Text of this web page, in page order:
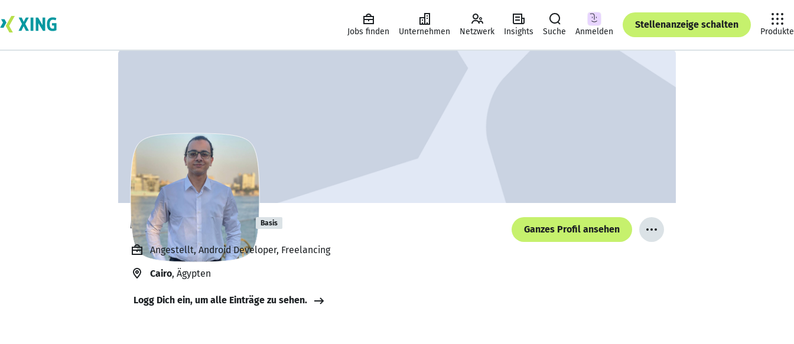
Jobs finden Unternehmen Netzwerk Insights Suche Anmelden
Stellenanzeige schalten
Produkte
Mohamed Allam Basis
Ganzes Profil ansehen
Angestellt, Android Developer, Freelancing
Cairo, Ägypten
Logg Dich ein, um alle Einträge zu sehen.